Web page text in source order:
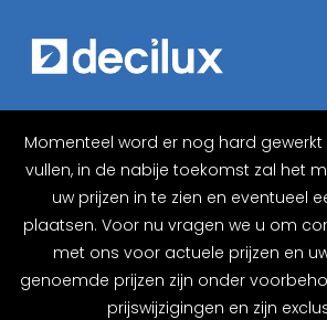
Momenteel word er nog hard
vullen, in de nabije toekomst zal het
uw prijzen in te zien en eventueel
plaatsen. Voor nu vragen we u om
met ons voor actuele prijzen en
genoemde prijzen zijn onder
prijswijzigingen en zijn